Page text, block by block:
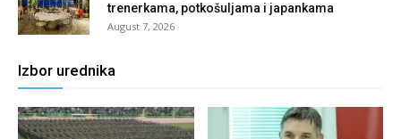
trenerkama, potkošuljama i japankama
August 7, 2026
Izbor urednika